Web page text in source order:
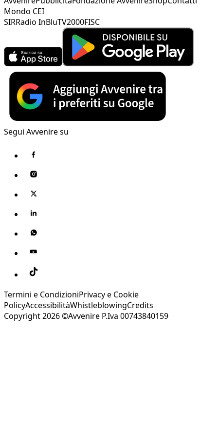
Mondo CEI
SIRRadio InBluTV2000FISC
Segui Avvenire su
Termini e CondizioniPrivacy e Cookie
PolicyAccessibilitàWhistleblowingCredits
Copyright 2026 ©Avvenire P.Iva 00743840159